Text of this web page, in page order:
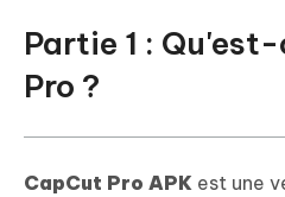
Partie 1 :
Pro ?
CapCut Pro APK est une